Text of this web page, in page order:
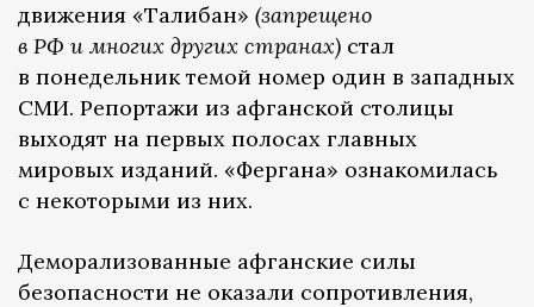
движения «Талибан» (запрещено
в РФ и многих других странах) стал
в понедельник темой номер один в западных
СМИ. Репортажи из афганской столицы
выходят на первых полосах главных
мировых изданий. «Фергана» ознакомилась
с некоторыми из них.
Деморализованные афганские силы
безопасности не оказали сопротивления,